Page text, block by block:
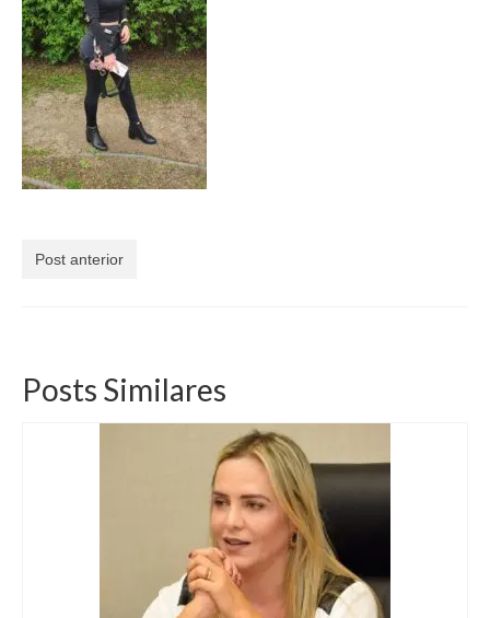
Currículo
Post anterior
Posts Similares